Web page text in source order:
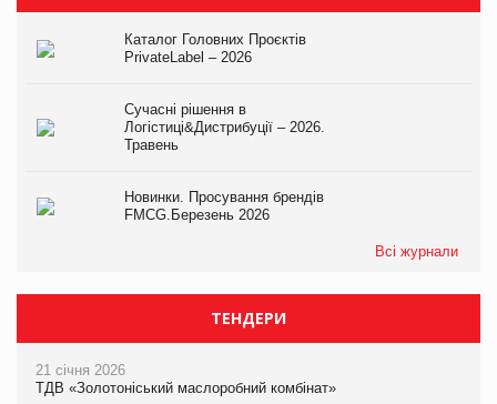
Каталог Головних Проєктів
PrivateLabel – 2026
Сучасні рішення в
Логістиці&Дистрибуції – 2026.
Травень
Новинки. Просування брендів
FMCG.Березень 2026
Всі журнали
ТЕНДЕРИ
21 січня 2026
ТДВ «Золотоніський маслоробний комбінат»